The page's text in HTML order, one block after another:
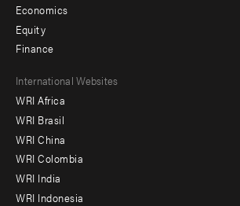
Economics
Equity
Finance
Footer
menu
-
Offices
International Websites
WRI Africa
WRI Brasil
WRI China
WRI Colombia
WRI India
WRI Indonesia